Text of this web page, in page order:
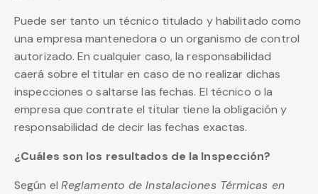
Puede ser tanto un técnico titulado y habilitado como
una empresa mantenedora o un organismo de control
autorizado. En cualquier caso, la responsabilidad
caerá sobre el titular en caso de no realizar dichas
inspecciones o saltarse las fechas. El técnico o la
empresa que contrate el titular tiene la obligación y
responsabilidad de decir las fechas exactas.
¿Cuáles son los resultados de la Inspección?
Según el Reglamento de Instalaciones Térmicas en